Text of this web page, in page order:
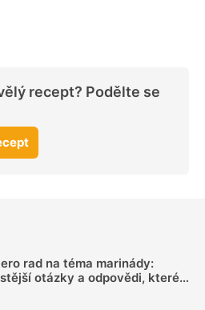
recept? Podělte se
rad na téma marinády:
otázky a odpovědi, které